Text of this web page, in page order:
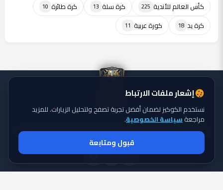
كأس العالم للأندية 225 كرة سلة 13 كرة طائرة 10
كرة يد 18 كورة عربية 11
جميع الحقوق محفوظة ©تايجر الكورة: موقع يقدم أحدث أخبار الكورة
2026
إشعار ملفات الارتباط
نستخدم الكوكيز لضمان أفضل تجربة تصفح ولتحليل الزيارات. للمزيد
مراجعةسياسة الخصوصية.
قبول ومتابعة